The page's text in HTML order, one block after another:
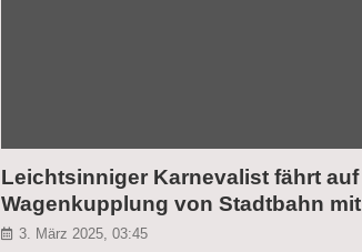
Leichtsinniger Karnevalist fährt auf
Wagenkupplung von Stadtbahn mit
3. März 2025, 03:45